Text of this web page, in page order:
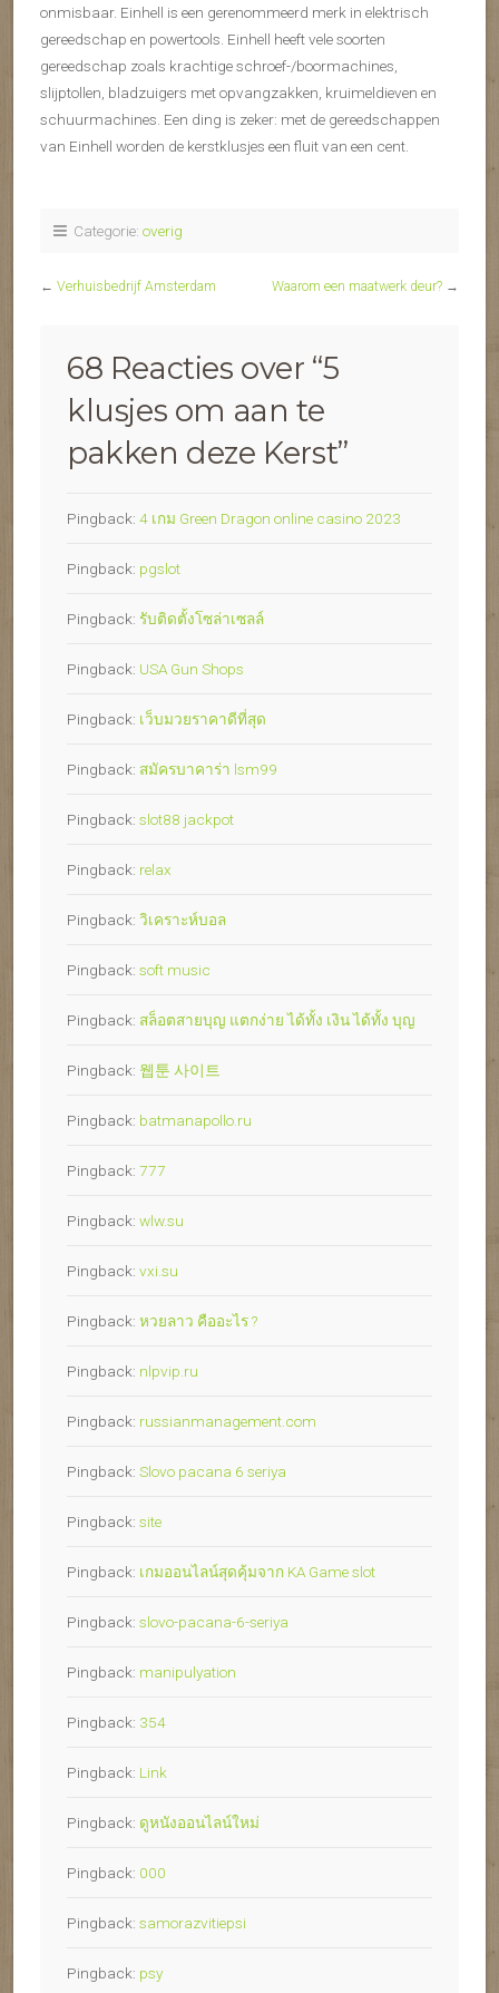
onmisbaar. Einhell is een gerenommeerd merk in elektrisch
gereedschap en powertools. Einhell heeft vele soorten
gereedschap zoals krachtige schroef-/boormachines,
slijptollen, bladzuigers met opvangzakken, kruimeldieven en
schuurmachines. Een ding is zeker: met de gereedschappen
van Einhell worden de kerstklusjes een fluit van een cent.
Categorie: overig
← Verhuisbedrijf Amsterdam Waarom een maatwerk deur? →
68 Reacties over “5
klusjes om aan te
pakken deze Kerst”
Pingback: 4 เกม Green Dragon online casino 2023
Pingback: pgslot
Pingback: รับติดตั้งโซล่าเซลล์
Pingback: USA Gun Shops
Pingback: เว็บมวยราคาดีที่สุด
Pingback: สมัครบาคาร่า lsm99
Pingback: slot88 jackpot
Pingback: relax
Pingback: วิเคราะห์บอล
Pingback: soft music
Pingback: สล็อตสายบุญ แตกง่าย ได้ทั้ง เงิน ได้ทั้ง บุญ
Pingback: 웹툰 사이트
Pingback: batmanapollo.ru
Pingback: 777
Pingback: wlw.su
Pingback: vxi.su
Pingback: หวยลาว คืออะไร ?
Pingback: nlpvip.ru
Pingback: russianmanagement.com
Pingback: Slovo pacana 6 seriya
Pingback: site
Pingback: เกมออนไลน์สุดคุ้มจาก KA Game slot
Pingback: slovo-pacana-6-seriya
Pingback: manipulyation
Pingback: 354
Pingback: Link
Pingback: ดูหนังออนไลน์ใหม่
Pingback: 000
Pingback: samorazvitiepsi
Pingback: psy